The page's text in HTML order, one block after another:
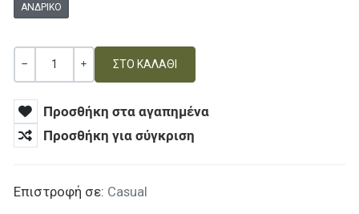
ΑΝΔΡΙΚΌ
Ποσότητα
Προσθήκη στα αγαπημένα
Προσθήκη για σύγκριση
Επιστροφή σε: Casual